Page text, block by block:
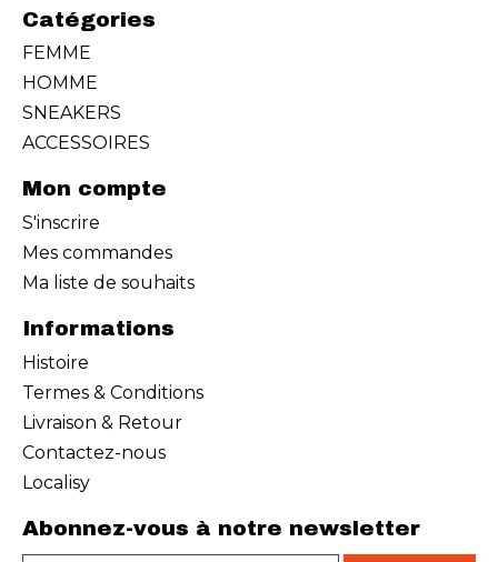
Catégories
FEMME
HOMME
SNEAKERS
ACCESSOIRES
Mon compte
S'inscrire
Mes commandes
Ma liste de souhaits
Informations
Histoire
Termes & Conditions
Livraison & Retour
Contactez-nous
Localisy
Abonnez-vous à notre newsletter